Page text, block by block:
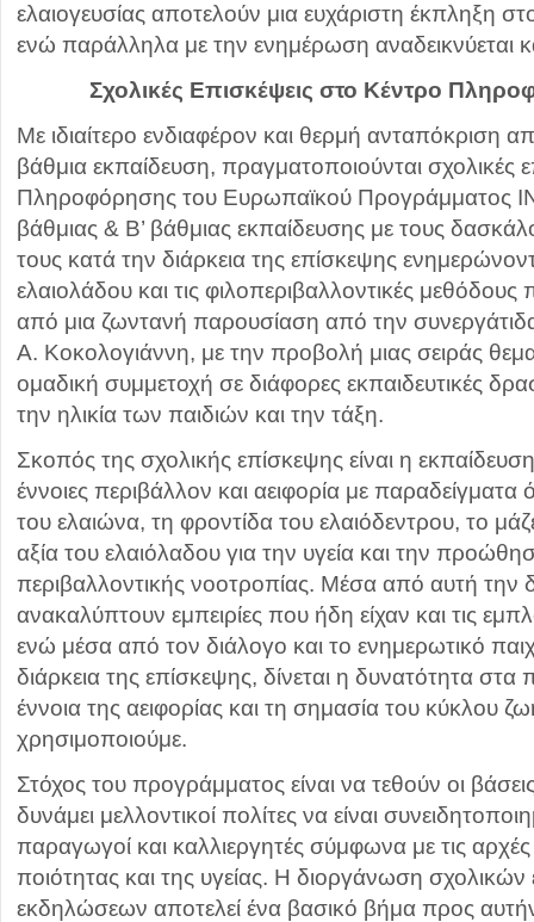
ελαιογευσίας αποτελούν μια ευχάριστη έκπληξη
ενώ παράλληλα με την ενημέρωση αναδεικνύεται
Σχολικές Επισκέψεις στο Κέντρο
Με ιδιαίτερο ενδιαφέρον και θερμή ανταπόκριση
βάθμια εκπαίδευση, πραγματοποιούνται σχολικές
Πληροφόρησης του Ευρωπαϊκού Προγράμματος
βάθμιας & Β’ βάθμιας εκπαίδευσης με τους
τους κατά την διάρκεια της επίσκεψης
ελαιολάδου και τις φιλοπεριβαλλοντικές
από μια ζωντανή παρουσίαση από την
Α. Κοκολογιάννη, με την προβολή μιας σειράς
ομαδική συμμετοχή σε διάφορες εκπαιδευτικές
την ηλικία των παιδιών και την τάξη.
Σκοπός της σχολικής επίσκεψης είναι η
έννοιες περιβάλλον και αειφορία με παραδείγματα
του ελαιώνα, τη φροντίδα του ελαιόδεντρου, το
αξία του ελαιόλαδου για την υγεία και την
περιβαλλοντικής νοοτροπίας. Μέσα από αυτή την
ανακαλύπτουν εμπειρίες που ήδη είχαν και τις
ενώ μέσα από τον διάλογο και το ενημερωτικό
διάρκεια της επίσκεψης, δίνεται η δυνατότητα
έννοια της αειφορίας και τη σημασία του κύκλου
χρησιμοποιούμε.
Στόχος του προγράμματος είναι να τεθούν οι
δυνάμει μελλοντικοί πολίτες να είναι
παραγωγοί και καλλιεργητές σύμφωνα με τις αρχές
ποιότητας και της υγείας. Η διοργάνωση
εκδηλώσεων αποτελεί ένα βασικό βήμα προς